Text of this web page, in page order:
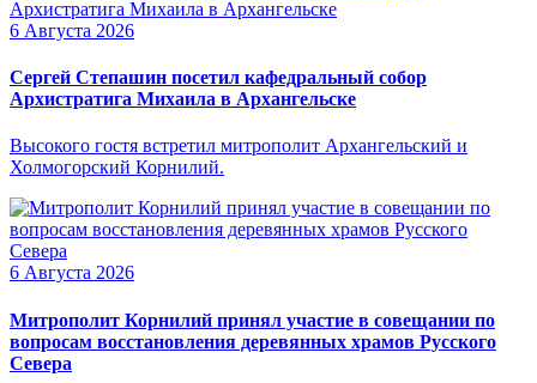
6 Августа 2026
Сергей Степашин посетил кафедральный собор
Архистратига Михаила в Архангельске
Высокого гостя встретил митрополит Архангельский и
Холмогорский Корнилий.
6 Августа 2026
Митрополит Корнилий принял участие в совещании по
вопросам восстановления деревянных храмов Русского
Севера